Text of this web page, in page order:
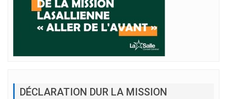
DÉCLARATION DUR LA MISSION